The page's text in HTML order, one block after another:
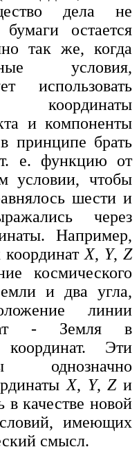
дела не
остается
так же, когда
условия,
использовать
координаты
и компоненты
принципе брать
е. функцию от
условии, чтобы
шести и
через
Например,
X, Y, Z
космического
и два угла,
линии
- Земля в
Эти
однозначно
X, Y,Zи
в качестве новой
имеющих
смысл.